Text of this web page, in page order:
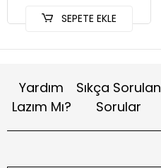
SEPETE EKLE
Yardım
Lazım Mı?
Sıkça Sorulan
Sorular